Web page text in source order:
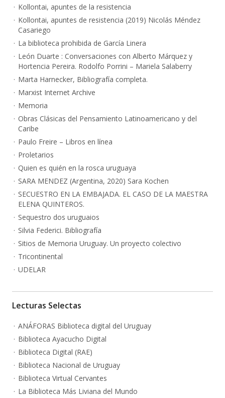
Kollontai, apuntes de la resistencia
Kollontai, apuntes de resistencia (2019) Nicolás Méndez
Casariego
La biblioteca prohibida de García Linera
León Duarte : Conversaciones con Alberto Márquez y
Hortencia Pereira. Rodolfo Porrini – Mariela Salaberry
Marta Harnecker, Bibliografía completa.
Marxist Internet Archive
Memoria
Obras Clásicas del Pensamiento Latinoamericano y del
Caribe
Paulo Freire – Libros en línea
Proletarios
Quien es quién en la rosca uruguaya
SARA MENDEZ (Argentina, 2020) Sara Kochen
SECUESTRO EN LA EMBAJADA. EL CASO DE LA MAESTRA
ELENA QUINTEROS.
Sequestro dos uruguaios
Silvia Federici. Bibliografía
Sitios de Memoria Uruguay. Un proyecto colectivo
Tricontinental
UDELAR
Lecturas Selectas
ANÁFORAS Biblioteca digital del Uruguay
Biblioteca Ayacucho Digital
Biblioteca Digital (RAE)
Biblioteca Nacional de Uruguay
Biblioteca Virtual Cervantes
La Biblioteca Más Liviana del Mundo